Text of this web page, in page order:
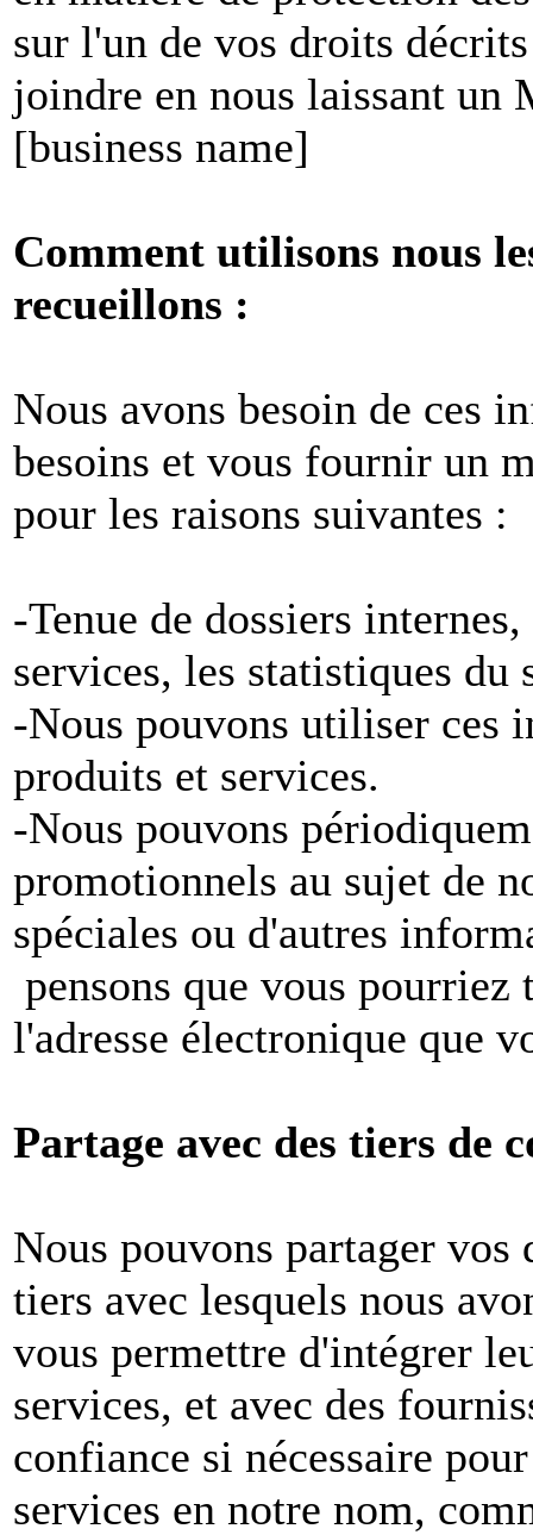
sur l'un de vos droits
joindre en nous laissant un
[business name]
Comment utilisons nous
recueillons :
Nous avons besoin de ces
besoins et vous fournir un
pour les raisons suivantes :
-Tenue de dossiers
services, les statistiques du
-Nous pouvons utiliser ces
produits et services.
-Nous pouvons
promotionnels au sujet de
spéciales ou d'autres
pensons que vous
l'adresse électronique que
Partage avec des tiers de
Nous pouvons partager vos
tiers avec lesquels nous
vous permettre d'intégrer
services, et avec des
confiance si nécessaire
services en notre nom,